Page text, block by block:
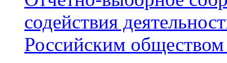
содействия
Российским